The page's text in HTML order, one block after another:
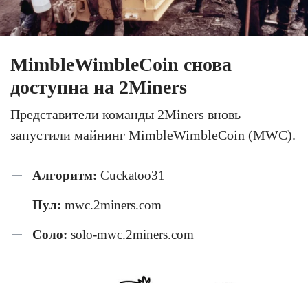
MimbleWimbleCoin снова
доступна на 2Miners
Представители команды 2Miners вновь
запустили майнинг MimbleWimbleCoin (MWC).
Алгоритм: Cuckatoo31
Пул: mwc.2miners.com
Соло: solo-mwc.2miners.com